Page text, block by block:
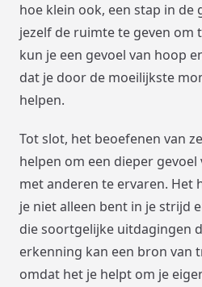
hoe klein ook, een stap in
jezelf de ruimte te geven om
kun je een gevoel van hoop
dat je door de moeilijkste
helpen.
Tot slot, het beoefenen van
helpen om een dieper
met anderen te ervaren. Het
je niet alleen bent in je strijd
die soortgelijke uitdagingen
erkenning kan een bron van
omdat het je helpt om je